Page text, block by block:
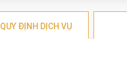
QUY ĐỊNH DỊCH VỤ